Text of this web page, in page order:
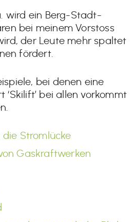
wird ein Berg-Stadt-
bei meinem Vorstoss
der Leute mehr spaltet
fördert.
bei denen eine
bei allen vorkommt
Stromlücke
Gaskraftwerken